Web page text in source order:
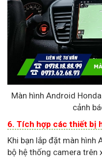
Màn hình Android
cảnh
6. Tích hợp các thiết bị
Khi bạn lắp đặt màn hình
bộ hệ thống camera trên